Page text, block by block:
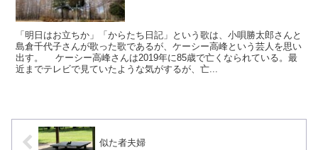
「明日はお立ちか」「からたち日記」という歌は、小唄勝太郎さんと
島倉千代子さんが歌った歌であるが、ケーシー高峰という芸人を思い
出す。 ケーシー高峰さんは2019年に85歳で亡くなられている。最
近までテレビで見ていたような気がするが、亡...
似た者夫婦